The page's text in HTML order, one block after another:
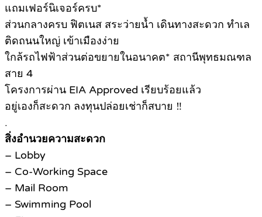
แถมเฟอร์นิเจอร์ครบ*
ส่วนกลางครบ ฟิตเนส สระว่ายน้ำ เดินทางสะดวก ทำเล
ติดถนนใหญ่ เข้าเมืองง่าย
ใกล้รถไฟฟ้าส่วนต่อขยายในอนาคต* สถานีพุทธมณฑล
สาย 4
โครงการผ่าน EIA Approved เรียบร้อยแล้ว
อยู่เองก็สะดวก ลงทุนปล่อยเช่าก็สบาย ‼
.
สิ่งอำนวยความสะดวก
– Lobby
– Co-Working Space
– Mail Room
– Swimming Pool